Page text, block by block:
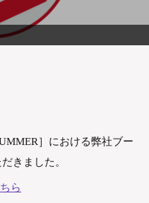
］における弊社ブー
きました。
ら